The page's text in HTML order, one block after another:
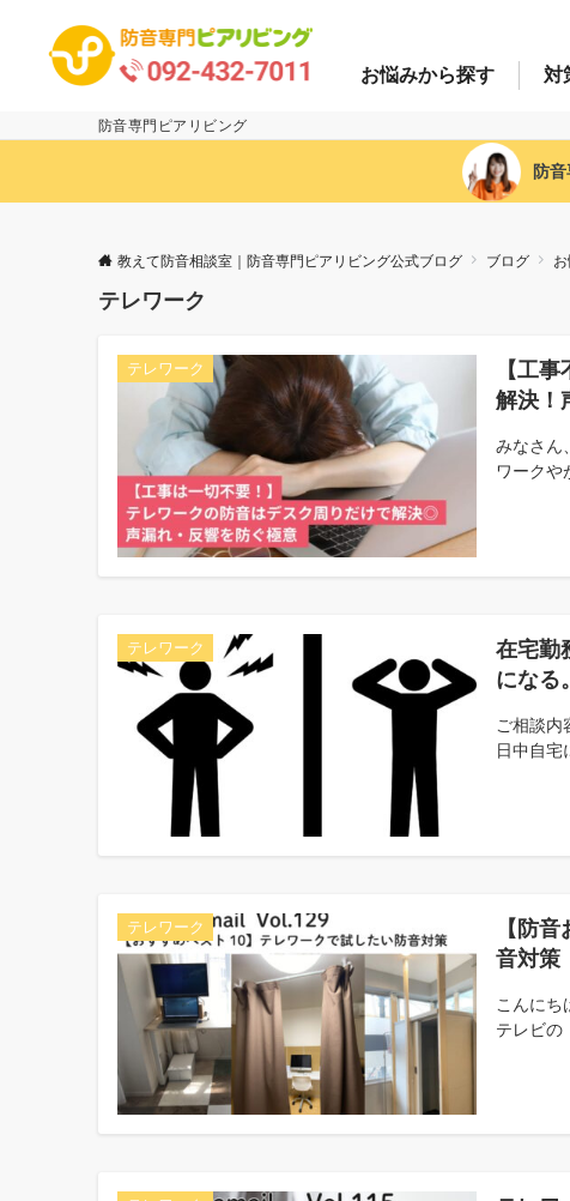
お悩みから探す 対
防音専門ピアリビング
防
教えて防音相談室｜防音専門ピアリビング公式ブログ ブログ
テレワーク
テレワーク
【工
解決！
みなさん
ワークや
テレワーク
在宅勤
になる
ご相談内
日中自宅
テレワーク
【防
音対策
こんにち
テレビの